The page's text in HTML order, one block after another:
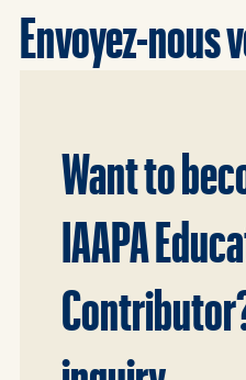
Envoyez-nous
Want to
IAAPA